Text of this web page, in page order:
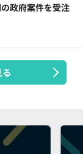
政府案件を受注